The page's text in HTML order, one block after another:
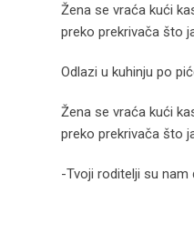
Žena se vraća kući
preko prekrivača što
Odlazi u kuhinju po
Žena se vraća kući
preko prekrivača što
-Tvoji roditelji su nam